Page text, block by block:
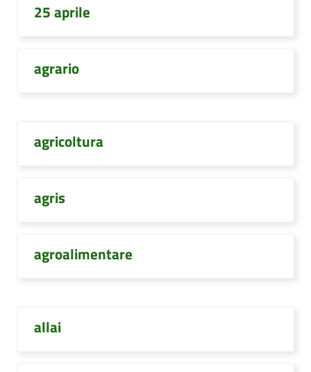
25 aprile
agrario
agricoltura
agris
agroalimentare
allai